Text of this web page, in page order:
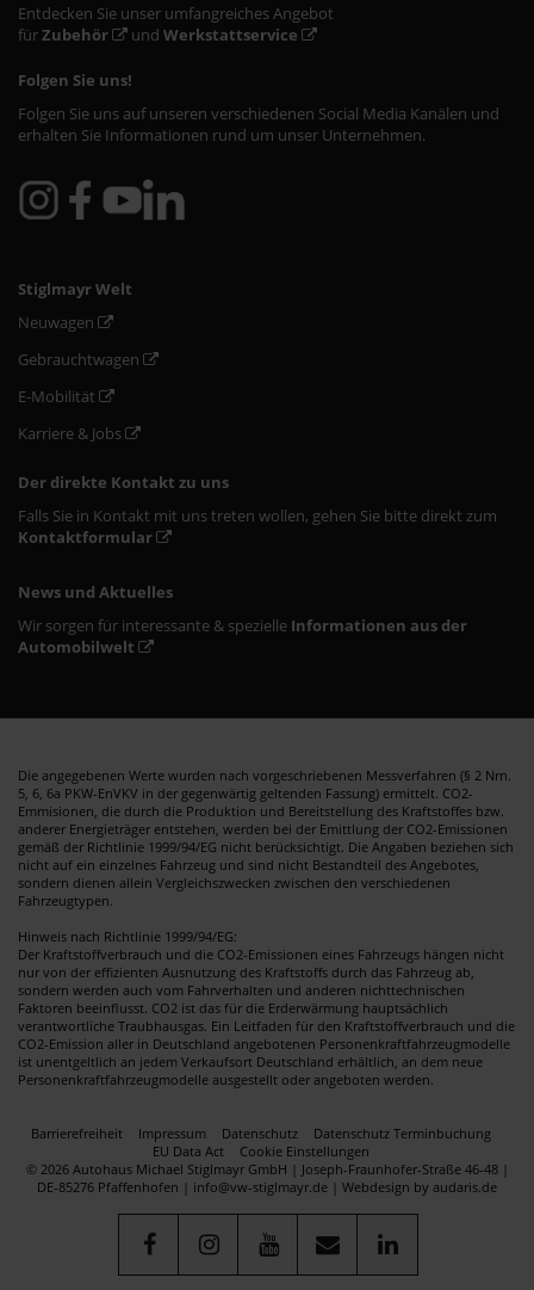
Entdecken Sie unser umfangreiches Angebot
fürZubehör und Werkstattservice
Folgen Sie uns!
Folgen Sie uns auf unseren verschiedenen Social Media Kanälen und
erhalten Sie Informationen rund um unser Unternehmen.
Stiglmayr Welt
Neuwagen
Gebrauchtwagen
E-Mobilität
Karriere & Jobs
Der direkte Kontakt zu uns
Falls Sie in Kontakt mit uns treten wollen, gehen Sie bitte direkt zum
Kontaktformular
News und Aktuelles
Wir sorgen für interessante & spezielle Informationen aus der
Automobilwelt
Die angegebenen Werte wurden nach vorgeschriebenen Messverfahren (§ 2 Nrn.
5, 6, 6a PKW-EnVKV in der gegenwärtig geltenden Fassung) ermittelt. CO2-
Emmisionen, die durch die Produktion und Bereitstellung des Kraftstoffes bzw.
anderer Energieträger entstehen, werden bei der Emittlung der CO2-Emissionen
gemäß der Richtlinie 1999/94/EG nicht berücksichtigt. Die Angaben beziehen sich
nicht auf ein einzelnes Fahrzeug und sind nicht Bestandteil des Angebotes,
sondern dienen allein Vergleichszwecken zwischen den verschiedenen
Fahrzeugtypen.
Hinweis nach Richtlinie 1999/94/EG:
Der Kraftstoffverbrauch und die CO2-Emissionen eines Fahrzeugs hängen nicht
nur von der effizienten Ausnutzung des Kraftstoffs durch das Fahrzeug ab,
sondern werden auch vom Fahrverhalten und anderen nichttechnischen
Faktoren beeinflusst. CO2 ist das für die Erderwärmung hauptsächlich
verantwortliche Traubhausgas. Ein Leitfaden für den Kraftstoffverbrauch und die
CO2-Emission aller in Deutschland angebotenen Personenkraftfahrzeugmodelle
ist unentgeltlich an jedem Verkaufsort Deutschland erhältlich, an dem neue
Personenkraftfahrzeugmodelle ausgestellt oder angeboten werden.
Barrierefreiheit Impressum Datenschutz
Datenschutz Terminbuchung
EU Data Act
Cookie Einstellungen
© 2026 Autohaus Michael Stiglmayr GmbH | Joseph-Fraunhofer-Straße 46-48 |
DE-85276 Pfaffenhofen | info@vw-stiglmayr.de | Webdesign by audaris.de